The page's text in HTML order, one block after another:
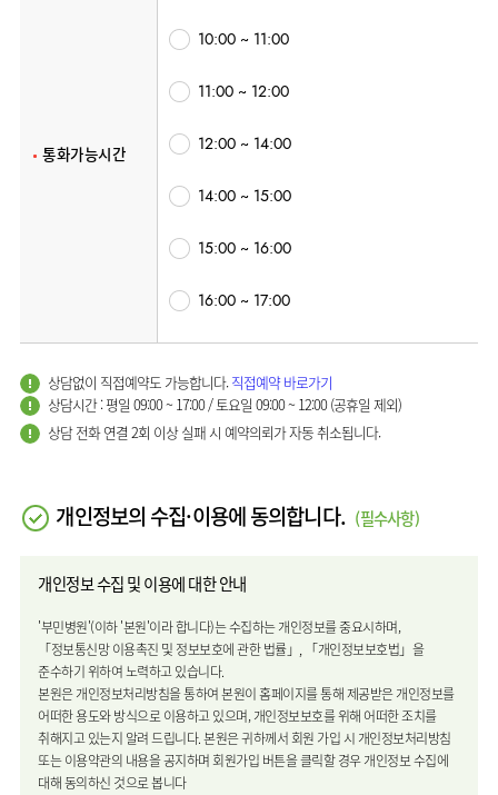
치매센터
마취통증의학과
통화가능시간
10:00 ~ 11:00
11:00 ~ 12:00
12:00 ~ 14:00
14:00 ~ 15:00
15:00 ~ 16:00
16:00 ~ 17:00
상담없이 직접예약도 가능합니다.직접예약 바로가기
상담시간 : 평일 09:00 ~ 17:00 / 토요일 09:00 ~ 12:00 (공휴일 제외)
상담 전화 연결 2회 이상 실패 시 예약의뢰가 자동 취소됩니다.
개인정보의 수집·이용에 동의합니다. (필수사항)
개인정보 수집 및 이용에 대한 안내
'부민병원'(이하 '본원'이라 합니다)는 수집하는 개인정보를 중요시하며,
「정보통신망 이용촉진 및 정보보호에 관한 법률」, 「개인정보보호법」을
준수하기 위하여 노력하고 있습니다.
본원은 개인정보처리방침을 통하여 본원이 홈페이지를 통해 제공받은 개인정보를
어떠한 용도와 방식으로 이용하고 있으며, 개인정보보호를 위해 어떠한 조치를
취해지고 있는지 알려 드립니다. 본원은 귀하께서 회원 가입 시 개인정보처리방침
또는 이용약관의 내용을 공지하며 회원가입 버튼을 클릭할 경우 개인정보 수집에
대해 동의하신 것으로 봅니다